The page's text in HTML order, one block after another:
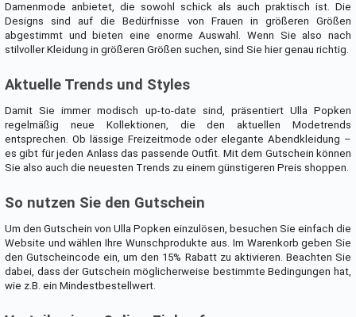
Damenmode anbietet, die sowohl schick als auch praktisch ist. Die
Designs sind auf die Bedürfnisse von Frauen in größeren Größen
abgestimmt und bieten eine enorme Auswahl. Wenn Sie also nach
stilvoller Kleidung in größeren Größen suchen, sind Sie hier genau richtig.
Aktuelle Trends und Styles
Damit Sie immer modisch up-to-date sind, präsentiert Ulla Popken
regelmäßig neue Kollektionen, die den aktuellen Modetrends
entsprechen. Ob lässige Freizeitmode oder elegante Abendkleidung –
es gibt für jeden Anlass das passende Outfit. Mit dem Gutschein können
Sie also auch die neuesten Trends zu einem günstigeren Preis shoppen.
So nutzen Sie den Gutschein
Um den Gutschein von Ulla Popken einzulösen, besuchen Sie einfach die
Website und wählen Ihre Wunschprodukte aus. Im Warenkorb geben Sie
den Gutscheincode ein, um den 15% Rabatt zu aktivieren. Beachten Sie
dabei, dass der Gutschein möglicherweise bestimmte Bedingungen hat,
wie z.B. ein Mindestbestellwert.